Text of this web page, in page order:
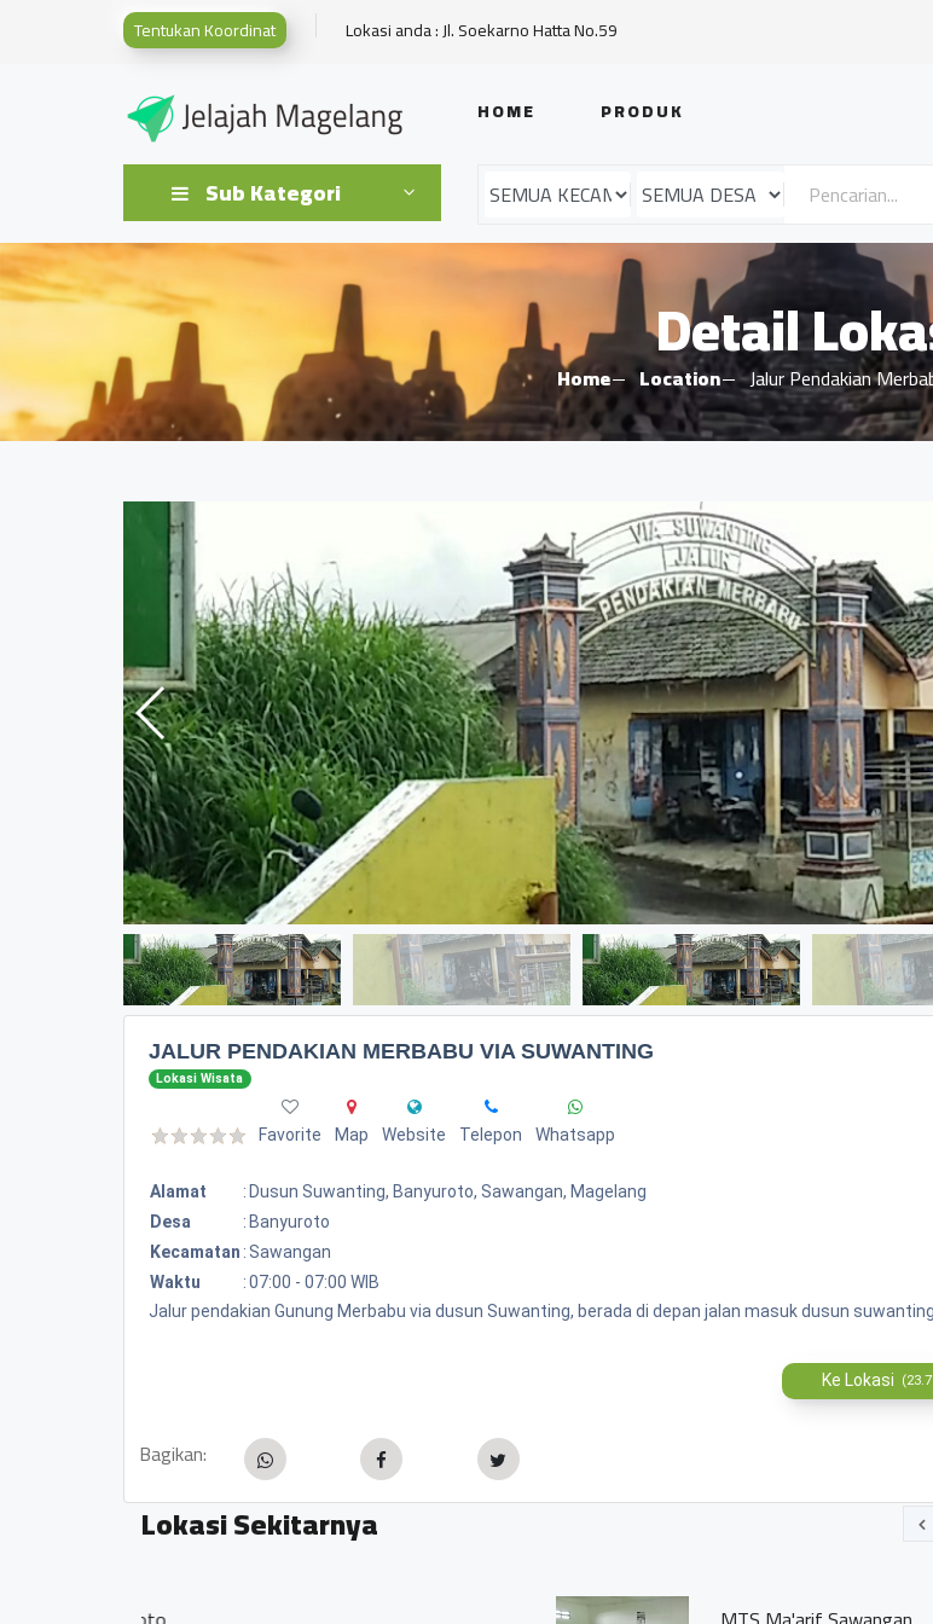
Tentukan Koordinat Lokasi anda : Jl. Soekarno Hatta No.59
HOME PRODUK
Sub Kategori
Detail
Home Location Jalur Pendakian
JALUR PENDAKIAN MERBABU VIA SUWANTING
Lokasi Wisata
Favorite Map Website Telepon Whatsapp
Alamat : Dusun Suwanting, Banyuroto, Sawangan, Magelang
Desa
: Banyuroto
Kecamatan : Sawangan
Waktu
:07:00 - 07:00 WIB
Jalur pendakian Gunung Merbabu via dusun Suwanting, berada di depan jalan masuk dusun suwanting.
Ke Lokasi
Bagikan:
Lokasi Sekitarnya